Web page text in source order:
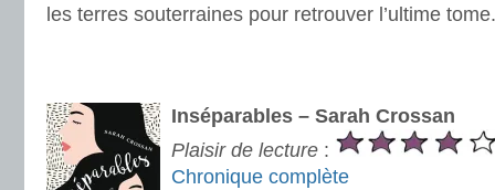
les terres souterraines pour retrouver l’ultime tome.
Inséparables – Sarah Crossan
Plaisir de lecture :
Chronique complète